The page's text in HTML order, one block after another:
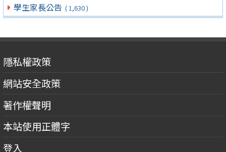
學生家長公告 ( 1,630 )
隱私權政策
網站安全政策
著作權聲明
本站使用正體字
登入